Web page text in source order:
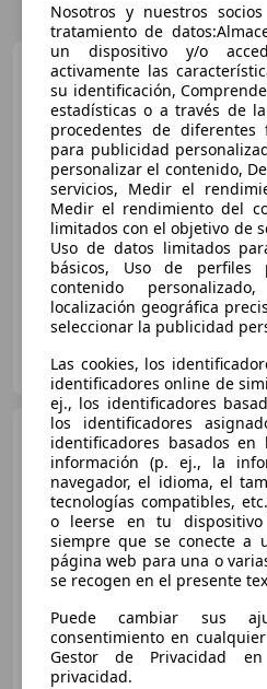
07/2024 29.595 km
ES-28002 MADRID
03/2023 57.554 km
Nosotros y nuestros
tratamiento de
un dispositivo y/o
activamente las
su identificación,
estadísticas o a través de
procedentes de diferentes
para publicidad
personalizar el contenido,
servicios, Medir el
Medir el rendimiento del
limitados con el objetivo de
Uso de datos limitados
básicos, Uso de
contenido
localización geográfica
seleccionar la publicidad
Las cookies, los
identificadores online de
ej., los identificadores
los identificadores
identificadores basados
información (p. ej., la
navegador, el idioma, el
tecnologías compatibles,
o leerse en tu
siempre que se conecte a
página web para una o
se recogen en el presente
Puede cambiar sus
consentimiento en
Gestor de Privacidad
privacidad.